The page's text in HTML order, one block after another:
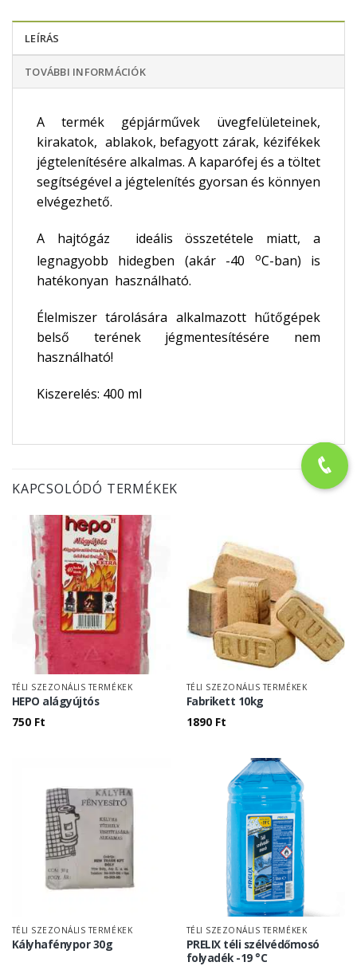
LEÍRÁS
TOVÁBBI INFORMÁCIÓK
A termék gépjárművek üvegfelületeinek,
kirakatok, ablakok, befagyott zárak, kézifékek
jégtelenítésére alkalmas. A kaparófej és a töltet
segítségével a jégtelenítés gyorsan és könnyen
elvégezhető.
A hajtógáz ideális összetétele miatt, a
legnagyobb hidegben (akár -40
oC-ban) is
hatékonyan használható.
Élelmiszer tárolására alkalmazott hűtőgépek
belső terének jégmentesítésére nem
használható!
Kiszerelés: 400 ml
KAPCSOLÓDÓ TERMÉKEK
TÉLI SZEZONÁLIS TERMÉKEK
HEPO alágyújtós
750 Ft
TÉLI SZEZONÁLIS TERMÉKEK
Fabrikett 10kg
1890 Ft
TÉLI SZEZONÁLIS TERMÉKEK
Kályhafénypor 30g
TÉLI SZEZONÁLIS TERMÉKEK
PRELIX téli szélvédőmosó
folyadék -19 °C